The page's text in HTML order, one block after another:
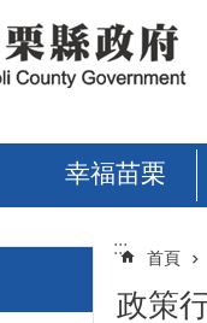
幸福苗栗
::: 首頁
政策